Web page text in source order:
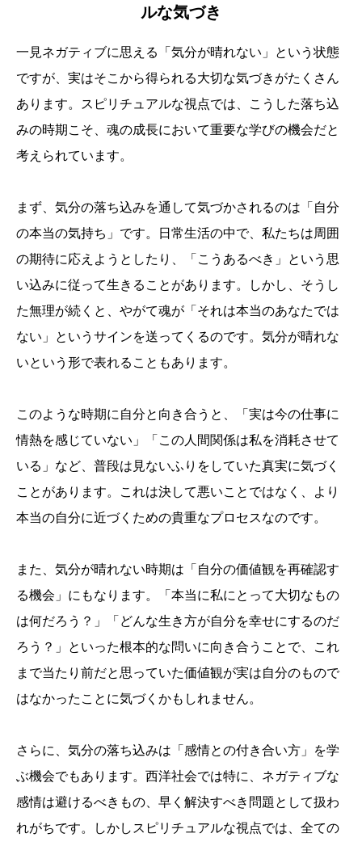
ルな気づき
一見ネガティブに思える「気分が晴れない」という状態
ですが、実はそこから得られる大切な気づきがたくさん
あります。スピリチュアルな視点では、こうした落ち込
みの時期こそ、魂の成長において重要な学びの機会だと
考えられています。
まず、気分の落ち込みを通して気づかされるのは「自分
の本当の気持ち」です。日常生活の中で、私たちは周囲
の期待に応えようとしたり、「こうあるべき」という思
い込みに従って生きることがあります。しかし、そうし
た無理が続くと、やがて魂が「それは本当のあなたでは
ない」というサインを送ってくるのです。気分が晴れな
いという形で表れることもあります。
このような時期に自分と向き合うと、「実は今の仕事に
情熱を感じていない」「この人間関係は私を消耗させて
いる」など、普段は見ないふりをしていた真実に気づく
ことがあります。これは決して悪いことではなく、より
本当の自分に近づくための貴重なプロセスなのです。
また、気分が晴れない時期は「自分の価値観を再確認す
る機会」にもなります。「本当に私にとって大切なもの
は何だろう？」「どんな生き方が自分を幸せにするのだ
ろう？」といった根本的な問いに向き合うことで、これ
まで当たり前だと思っていた価値観が実は自分のもので
はなかったことに気づくかもしれません。
さらに、気分の落ち込みは「感情との付き合い方」を学
ぶ機会でもあります。西洋社会では特に、ネガティブな
感情は避けるべきもの、早く解決すべき問題として扱わ
れがちです。しかしスピリチュアルな視点では、全ての